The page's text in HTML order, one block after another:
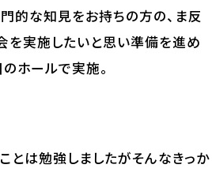
的な知見をお持ちの方の、ま反
を実施したいと思い準備を進め
ホールで実施。
とは勉強しましたがそんなきっか